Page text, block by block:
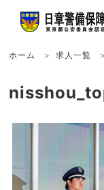
ホーム 求人一覧